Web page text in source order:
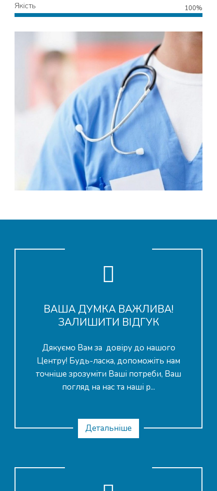
Якість 100%
ВАША ДУМКА ВАЖЛИВА!
ЗАЛИШИТИ ВІДГУК
Дякуємо Вам за довіру до нашого
Центру! Будь-ласка, допоможіть нам
точніше зрозуміти Ваші потреби, Ваш
погляд на нас та наші р...
Детальніше